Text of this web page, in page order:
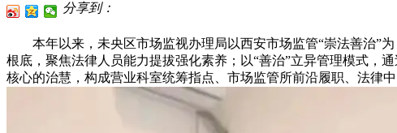
分享到：
本年以来，未央区市场监视办理局以西安市场监管“崇法善治”为
根底，聚焦法律人员能力提拔强化素养；以“善治”立异管理模式，
核心的治慧，构成营业科室统筹指点、市场监管所前沿履职、法律